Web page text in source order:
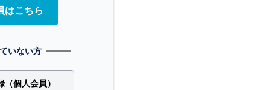
はこちら
いない方
個人会員）